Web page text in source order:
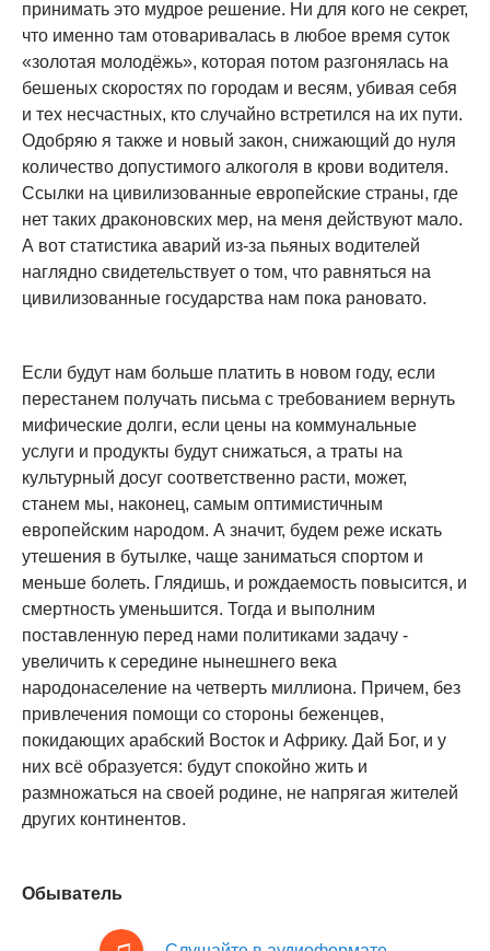
принимать это мудрое решение. Ни для кого не секрет,
что именно там отоваривалась в любое время суток
«золотая молодёжь», которая потом разгонялась на
бешеных скоростях по городам и весям, убивая себя
и тех несчастных, кто случайно встретился на их пути.
Одобряю я также и новый закон, снижающий до нуля
количество допустимого алкоголя в крови водителя.
Ссылки на цивилизованные европейские страны, где
нет таких драконовских мер, на меня действуют мало.
А вот статистика аварий из-за пьяных водителей
наглядно свидетельствует о том, что равняться на
цивилизованные государства нам пока рановато.
Если будут нам больше платить в новом году, если
перестанем получать письма с требованием вернуть
мифические долги, если цены на коммунальные
услуги и продукты будут снижаться, а траты на
культурный досуг соответственно расти, может,
станем мы, наконец, самым оптимистичным
европейским народом. А значит, будем реже искать
утешения в бутылке, чаще заниматься спортом и
меньше болеть. Глядишь, и рождаемость повысится, и
смертность уменьшится. Тогда и выполним
поставленную перед нами политиками задачу -
увеличить к середине нынешнего века
народонаселение на четверть миллиона. Причем, без
привлечения помощи со стороны беженцев,
покидающих арабский Восток и Африку. Дай Бог, и у
них всё образуется: будут спокойно жить и
размножаться на своей родине, не напрягая жителей
других континентов.
Обыватель